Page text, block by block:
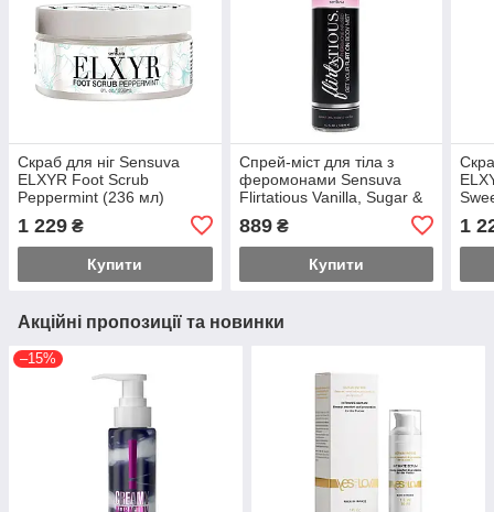
Скраб для ніг Sensuva
ELXYR Foot Scrub
Peppermint (236 мл)
1 229 ₴
Купити
Спрей-міст для тіла з
феромонами Sensuva
Flirtatious Vanilla, Sugar &
Feromon
889₴
Купити
1
Акційні пропозиції та новинки
–15%